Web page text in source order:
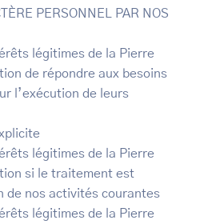
PERSONNEL PAR NOS
légitimes de la Pierre
de répondre aux besoins
l’exécution de leurs
légitimes de la Pierre
si le traitement est
de nos activités courantes
légitimes de la Pierre